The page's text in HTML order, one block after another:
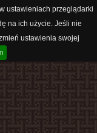
ustawieniach przeglądarki
na ich użycie. Jeśli nie
ustawienia swojej